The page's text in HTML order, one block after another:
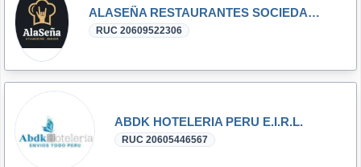
ALASEÑA RESTAURANTES SOCIEDAD ANONIMA CERRADA
RUC 20609522306
ABDK HOTELERIA PERU E.I.R.L.
RUC 20605446567